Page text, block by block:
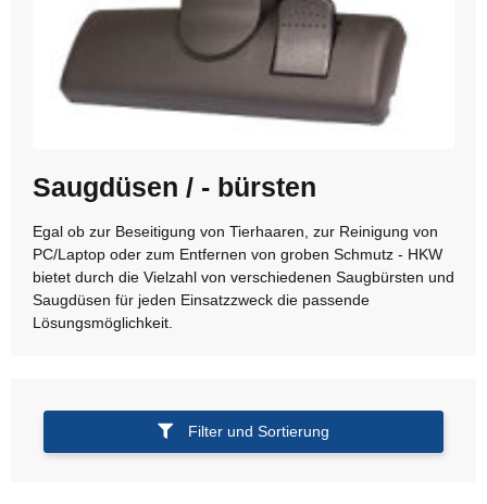
Saugdüsen / - bürsten
Egal ob zur Beseitigung von Tierhaaren, zur Reinigung von
PC/Laptop oder zum Entfernen von groben Schmutz - HKW
bietet durch die Vielzahl von verschiedenen Saugbürsten und
Saugdüsen für jeden Einsatzzweck die passende
Lösungsmöglichkeit.
Filter und Sortierung